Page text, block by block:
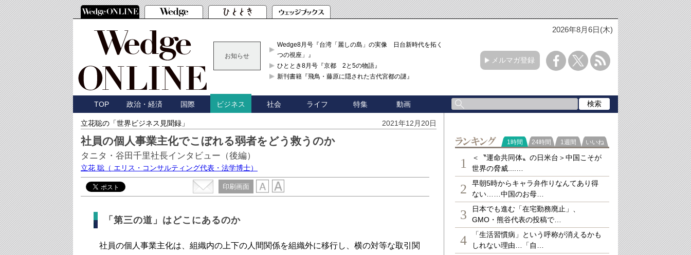
2026年8月6日(木)
お知らせ
Wedge8月号『台湾「麗しの島」の実像 日台新時代を拓く「3
つの視座」』
ひととき8月号『京都 2と5の物語』
新刊書籍『飛鳥・藤原に隠された古代宮都の謎』
メルマガ登録
TOP 政治・経済 国際 ビジネス 社会 ライフ 特集 動画
立花聡の「世界ビジネス見聞録」 2021年12月20日
社員の個人事業主化でこぼれる弱者をどう救うのか
タニタ・谷田千里社長インタビュー（後編）
立花 聡 （ エリス・コンサルティング代表・法学博士）
印刷画面
「第三の道」はどこにあるのか
社員の個人事業主化は、組織内の上下の人間関係を組織外に移行し、横の対等な取引関
ランキング
1時間 24時間 1週間 いいね
1
＜〝運命共同体〟の日米台＞中国こそが
世界の脅威....…
2
早朝5時からキャラ弁作りなんてあり得
ない……中国のお母…
3
日本でも進む「在宅勤務廃止」、
GMO・熊谷代表の投稿で…
4
「生活習慣病」という呼称が消えるかも
しれない理由…「自…